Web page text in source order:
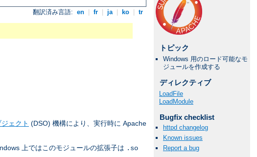
翻訳済み言語: en fr ja ko tr
ェクト (DSO) 機構により、実行時に Apache
上ではこのモジュールの拡張子は .so
トピック
Windows 用のロード可能なモ
ジュールを作成する
ディレクティブ
LoadFile
LoadModule
Bugfix checklist
httpd changelog
Known issues
Report a bug